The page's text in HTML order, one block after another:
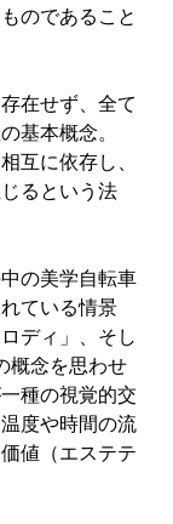
のであること
在せず、全て
基本概念。
互に依存し、
るという法
の美学自転車
ている情景
ディ」、そし
概念を思わせ
種の視覚的交
度や時間の流
値（エステテ